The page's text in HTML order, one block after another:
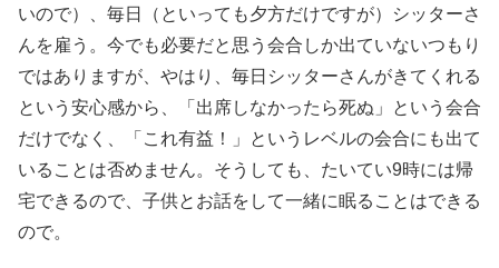
いので）、毎日（といっても夕方だけですが）シッターさ
んを雇う。今でも必要だと思う会合しか出ていないつもり
ではありますが、やはり、毎日シッターさんがきてくれる
という安心感から、「出席しなかったら死ぬ」という会合
だけでなく、「これ有益！」というレベルの会合にも出て
いることは否めません。そうしても、たいてい9時には帰
宅できるので、子供とお話をして一緒に眠ることはできる
ので。